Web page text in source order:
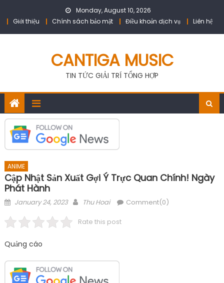
Monday, August 10, 2026
Giới thiệu
Chính sách bảo mật Điều khoản dịch vụ Liên hệ
CANTIGA MUSIC
TIN TỨC GIẢI TRÍ TỔNG HỢP
ANIME
Cập Nhật Sản Xuất Gợi Ý Trực Quan Chính! Ngày
Phát Hành
Posted
January 24, 2023 Author
Thu Hoai Comment(0)
Rate this post
Quảng cáo